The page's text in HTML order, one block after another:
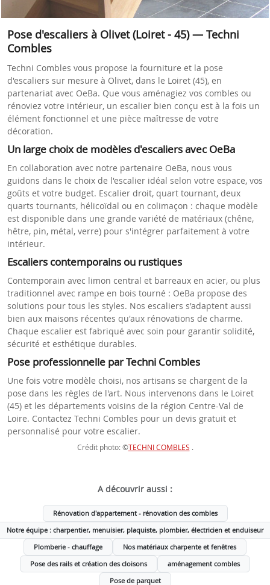
Pose d'escaliers à Olivet (Loiret - 45) — Techni
Combles
Techni Combles vous propose la fourniture et la pose
d'escaliers sur mesure à Olivet, dans le Loiret (45), en
partenariat avec OeBa. Que vous aménagiez vos combles ou
rénoviez votre intérieur, un escalier bien conçu est à la fois un
élément fonctionnel et une pièce maîtresse de votre
décoration.
Un large choix de modèles d'escaliers avec OeBa
En collaboration avec notre partenaire OeBa, nous vous
guidons dans le choix de l'escalier idéal selon votre espace, vos
goûts et votre budget. Escalier droit, quart tournant, deux
quarts tournants, hélicoïdal ou en colimaçon : chaque modèle
est disponible dans une grande variété de matériaux (chêne,
hêtre, pin, métal, verre) pour s'intégrer parfaitement à votre
intérieur.
Escaliers contemporains ou rustiques
Contemporain avec limon central et barreaux en acier, ou plus
traditionnel avec rampe en bois tourné : OeBa propose des
solutions pour tous les styles. Nos escaliers s'adaptent aussi
bien aux maisons récentes qu'aux rénovations de charme.
Chaque escalier est fabriqué avec soin pour garantir solidité,
sécurité et esthétique durables.
Pose professionnelle par Techni Combles
Une fois votre modèle choisi, nos artisans se chargent de la
pose dans les règles de l'art. Nous intervenons dans le Loiret
(45) et les départements voisins de la région Centre-Val de
Loire. Contactez Techni Combles pour un devis gratuit et
personnalisé pour votre escalier.
Crédit photo: ©TECHNI COMBLES .
A découvrir aussi :
Rénovation d'appartement - rénovation des combles
Notre équipe : charpentier, menuisier, plaquiste, plombier, électricien et enduiseur
Plomberie - chauffage
Nos matériaux charpente et fenêtres
Pose des rails et création des cloisons
aménagement combles
Pose de parquet